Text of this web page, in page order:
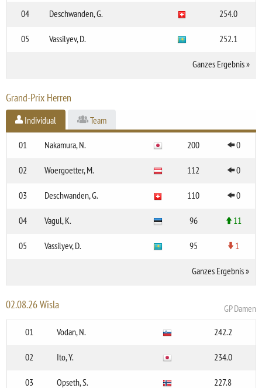
04 Deschwanden, G. 254.0
05 Vassilyev, D. 252.1
Ganzes Ergebnis»
Grand-Prix Herren
Individual Team
01 Nakamura, N. 200 0
02 Woergoetter, M. 112 0
03 Deschwanden, G. 110 0
04 Vagul, K. 96 11
05 Vassilyev, D. 95 1
Ganzes Ergebnis»
02.08.26 Wisla
GP Damen
01
Vodan, N. 242.2
02 Ito, Y. 234.0
03 Opseth, S. 227.8